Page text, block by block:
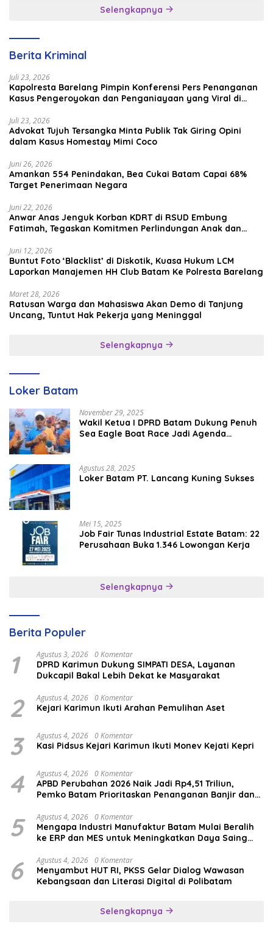
Selengkapnya
Berita Kriminal
Juli 23, 2026
Kapolresta Barelang Pimpin Konferensi Pers Penanganan
Kasus Pengeroyokan dan Penganiayaan yang Viral di
Juli 23, 2026
Advokat Tujuh Tersangka Minta Publik Tak Giring Opini
dalam Kasus Homestay Mimi Coco
Juni 26, 2026
Amankan 554 Penindakan, Bea Cukai Batam Capai 68%
Target Penerimaan Negara
Juni 22, 2026
Anwar Anas Jenguk Korban KDRT di RSUD Embung
Fatimah, Tegaskan Komitmen Perlindungan Anak dan
Juni 12, 2026
Buntut Foto ‘Blacklist’ di Diskotik, Kuasa Hukum LCM
Laporkan Manajemen HH Club Batam Ke Polresta Barelang
Maret 28, 2026
Ratusan Warga dan Mahasiswa Akan Demo di Tanjung
Uncang, Tuntut Hak Pekerja yang Meninggal
Selengkapnya
Loker Batam
November 29, 2025
Wakil Ketua I DPRD Batam Dukung Penuh
Sea Eagle Boat Race Jadi Agenda
Agustus 28, 2025
Loker Batam PT. Lancang Kuning Sukses
Mei 15, 2025
Job Fair Tunas Industrial Estate Batam: 22
Perusahaan Buka 1.346 Lowongan Kerja
Selengkapnya
Berita Populer
1 Agustus 3, 2026 0 Komentar
DPRD Karimun Dukung SIMPATI DESA, Layanan
Dukcapil Bakal Lebih Dekat ke Masyarakat
2 Agustus 4, 2026 0 Komentar
Kejari Karimun Ikuti Arahan Pemulihan Aset
3 Agustus 4, 2026 0 Komentar
Kasi Pidsus Kejari Karimun Ikuti Monev Kejati Kepri
4 Agustus 4, 2026 0 Komentar
APBD Perubahan 2026 Naik Jadi Rp4,51 Triliun,
Pemko Batam Prioritaskan Penanganan Banjir dan
5 Agustus 4, 2026 0 Komentar
Mengapa Industri Manufaktur Batam Mulai Beralih
ke ERP dan MES untuk Meningkatkan Daya Saing
6 Agustus 4, 2026 0 Komentar
Menyambut HUT RI, PKSS Gelar Dialog Wawasan
Kebangsaan dan Literasi Digital di Polibatam
Selengkapnya